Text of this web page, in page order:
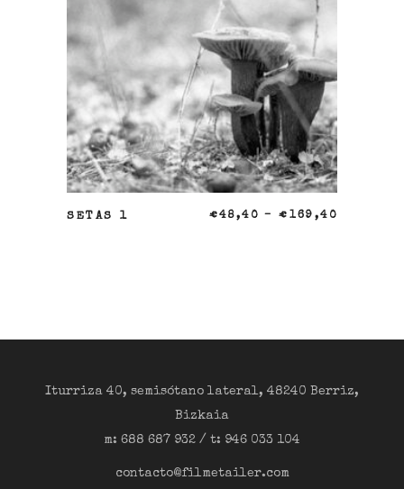
SELECCIONAR OPCIONES
SETAS 1 €48,40 –€ 169,40
Iturriza 40, semisótano lateral, 48240 Berriz,
Bizkaia
m: 688 687 932 / t: 946 033 104
contacto@filmetailer.com